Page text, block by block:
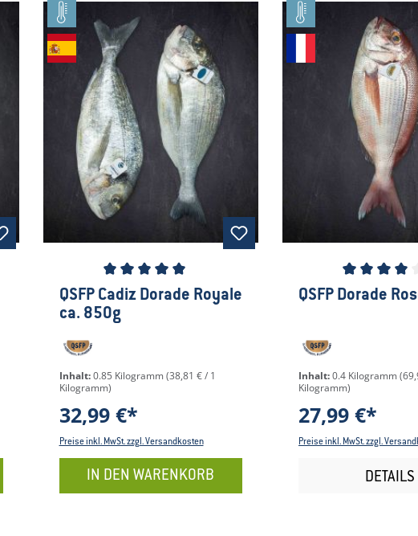
von 5 von 5 Sternen
Durchschnittliche Bewertung von 5 von 5 Sternen
QSFP Cadiz Dorade Royale
ca. 850g
Inhalt:0.85 Kilogramm(38,81 € / 1
Kilogramm)
32,99 €*
Preise inkl. MwSt. zzgl. Versandkosten
IN DEN WARENKORB
QSFP Dorade
Inhalt:0.4 Kilogramm
Kilogramm)
27,99 €*
Preise inkl. MwSt. zzgl.
DETAILS